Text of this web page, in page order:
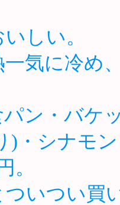
しい。
気に冷め
ン・バケ
)・シナモ
。
ついつい買